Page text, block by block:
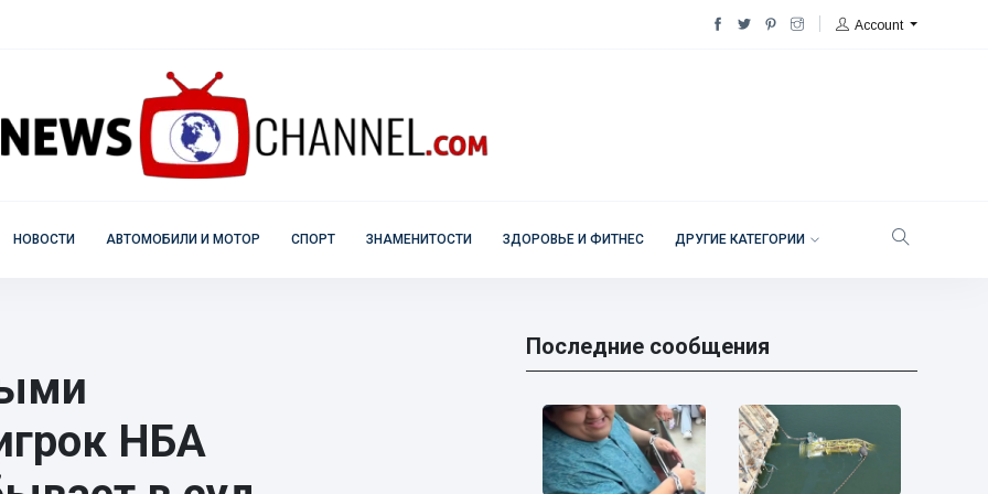
Account
НОВОСТИ АВТОМОБИЛИ И МОТОР СПОРТ ЗНАМЕНИТОСТИ ЗДОРОВЬЕ И ФИТНЕС ДРУГИЕ КАТЕГОРИИ
НБА
Последние сообщения